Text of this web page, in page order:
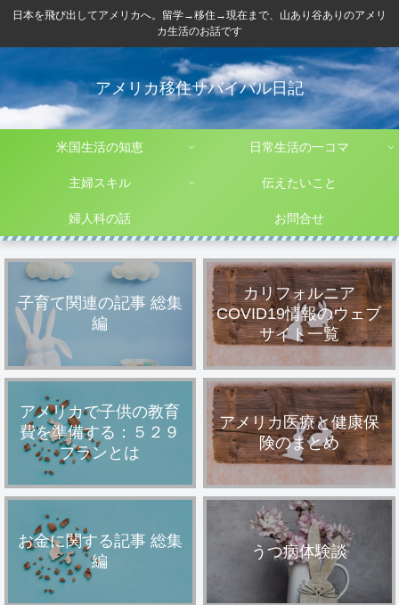
日本を飛び出してアメリカへ。留学→移住→現在まで、山あり谷ありのアメリ
カ生活のお話です
アメリカ移住サバイバル日記
米国生活の知恵 日常生活の一コマ
主婦スキル 伝えたいこと
婦人科の話 お問合せ
子育て関連の記事 総集
編
カリフォルニア
COVID19情報のウェブ
サイト一覧
アメリカで子供の教育
費を準備する：５２９
プランとは
アメリカ医療と健康保
険のまとめ
お金に関する記事 総集
編
うつ病体験談